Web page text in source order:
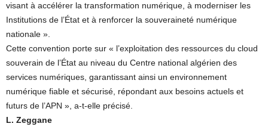
visant à accélérer la transformation numérique, à moderniser les
Institutions de l’État et à renforcer la souveraineté numérique
nationale ».
Cette convention porte sur « l’exploitation des ressources du cloud
souverain de l’État au niveau du Centre national algérien des
services numériques, garantissant ainsi un environnement
numérique fiable et sécurisé, répondant aux besoins actuels et
futurs de l’APN », a-t-elle précisé.
L. Zeggane